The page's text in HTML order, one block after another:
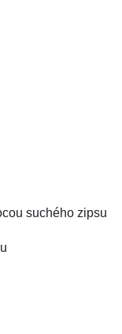
suchého zipsu